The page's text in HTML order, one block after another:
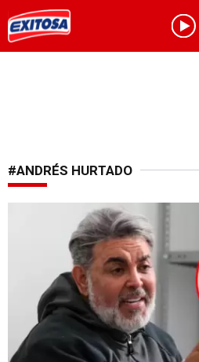
#ANDRÉS HURTADO
Nuevo giro defensivo